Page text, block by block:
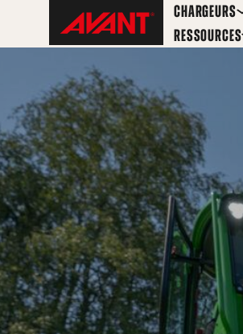
content
Avant
Tecno
Belgium
CHARGEURS
RESSOURCES